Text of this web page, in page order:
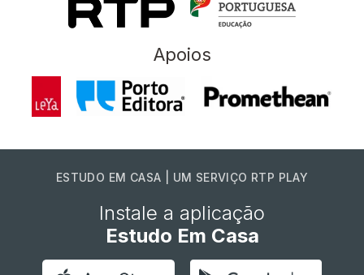
Apoios
ESTUDO EM CASA | UM SERVIÇO RTP PLAY
Instale a aplicação
Estudo Em Casa